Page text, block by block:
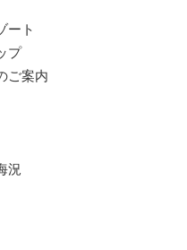
ート
プ
ご案内
況